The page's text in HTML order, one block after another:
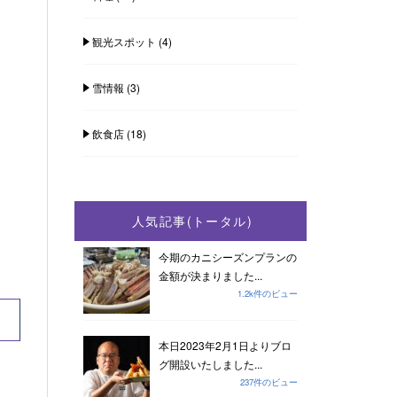
観光スポット (4)
雪情報 (3)
飲食店(18)
人気記事(トータル)
今期のカニシーズンプランの
金額が決まりました...
1.2k件のビュー
本日2023年2月1日よりブロ
グ開設いたしました...
237件のビュー